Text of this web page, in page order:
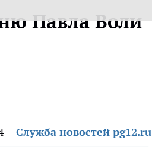
Павла Воли
Служба новостей pg12.ru